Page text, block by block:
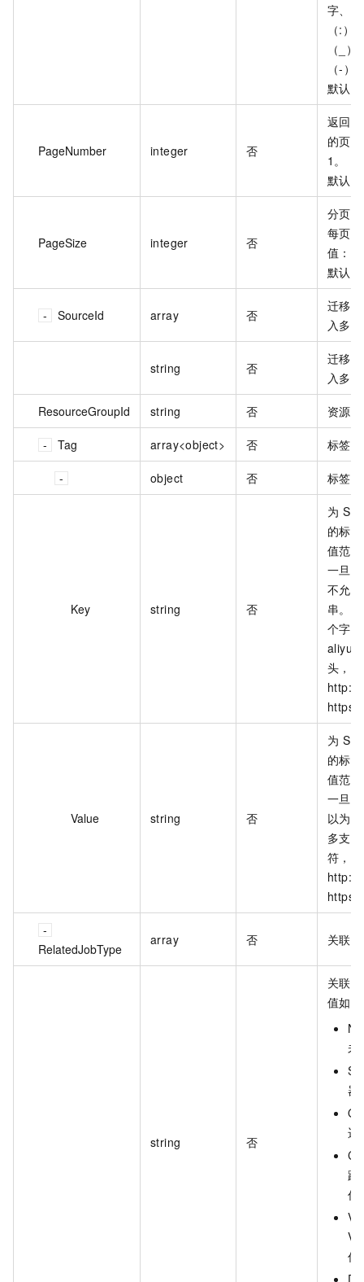
字、
（:）
（_
（-）
默认
PageNumber integer 否
返回
的页
1。
默认
PageSize integer 否
分页
每页
值：
默认
SourceId array 否
迁移
入多
string 否
迁移
入多
ResourceGroupId string 否 资源
Tag array<object> 否 标签。
object 否 标签
Key string 否
为
的标
值范
一旦
不允
串。
个字
aliyun
头，
http://
Value string 否
为
的标
值范
一旦
以为
多支
符，
http://
RelatedJobType
array 否 关联
string 否
关联
值如
未
器
迁
跨
任
任